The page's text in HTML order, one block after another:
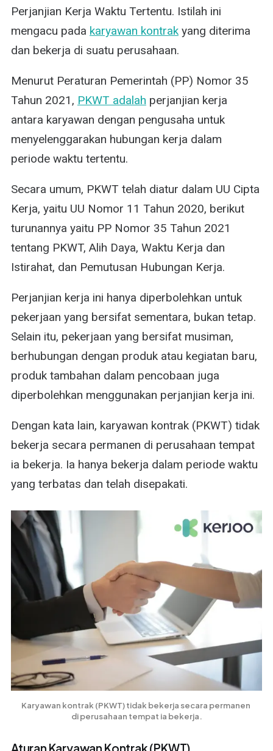
Perjanjian Kerja Waktu Tertentu. Istilah ini
mengacu pada karyawan kontrakyang diterima
dan bekerja di suatu perusahaan.
Menurut Peraturan Pemerintah (PP) Nomor 35
Tahun 2021, PKWT adalah perjanjian kerja
antara karyawan dengan pengusaha untuk
menyelenggarakan hubungan kerja dalam
periode waktu tertentu.
Secara umum, PKWT telah diatur dalam UU Cipta
Kerja, yaitu UU Nomor 11 Tahun 2020, berikut
turunannya yaitu PP Nomor 35 Tahun 2021
tentang PKWT, Alih Daya, Waktu Kerja dan
Istirahat, dan Pemutusan Hubungan Kerja.
Perjanjian kerja ini hanya diperbolehkan untuk
pekerjaan yang bersifat sementara, bukan tetap.
Selain itu, pekerjaan yang bersifat musiman,
berhubungan dengan produk atau kegiatan baru,
produk tambahan dalam pencobaan juga
diperbolehkan menggunakan perjanjian kerja ini.
Dengan kata lain, karyawan kontrak (PKWT) tidak
bekerja secara permanen di perusahaan tempat
ia bekerja. Ia hanya bekerja dalam periode waktu
yang terbatas dan telah disepakati.
Karyawan kontrak (PKWT) tidak bekerja secara permanen
di perusahaan tempat ia bekerja.
Aturan Karyawan Kontrak (PKWT)